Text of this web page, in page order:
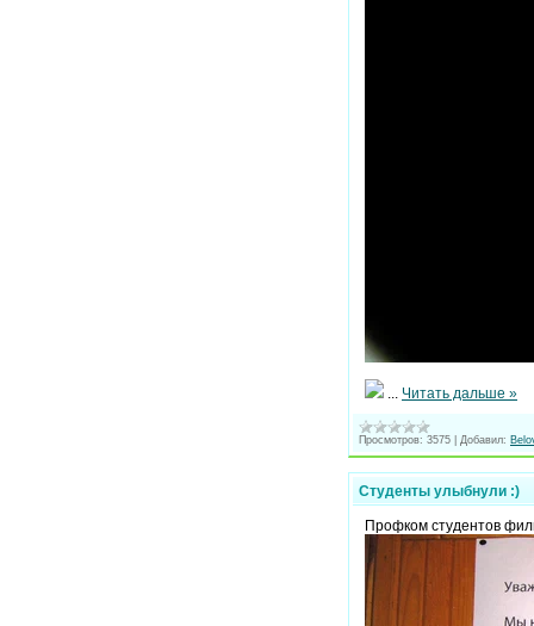
... Читать дальше »
Просмотров: 3575 Добавил:
Студенты улыбнули :)
Профком студентов